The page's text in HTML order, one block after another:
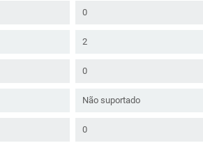
0
2
0
Não suportado
0